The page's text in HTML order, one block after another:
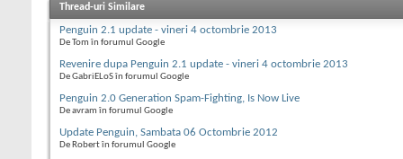
Thread-uri Similare
Penguin 2.1 update - vineri 4 octombrie 2013
De Tom în forumul Google
Revenire dupa Penguin 2.1 update - vineri 4 octombrie 2013
De GabriELoS în forumul Google
Penguin 2.0 Generation Spam-Fighting, Is Now Live
De avram în forumul Google
Update Penguin, Sambata 06 Octombrie 2012
De Robert în forumul Google